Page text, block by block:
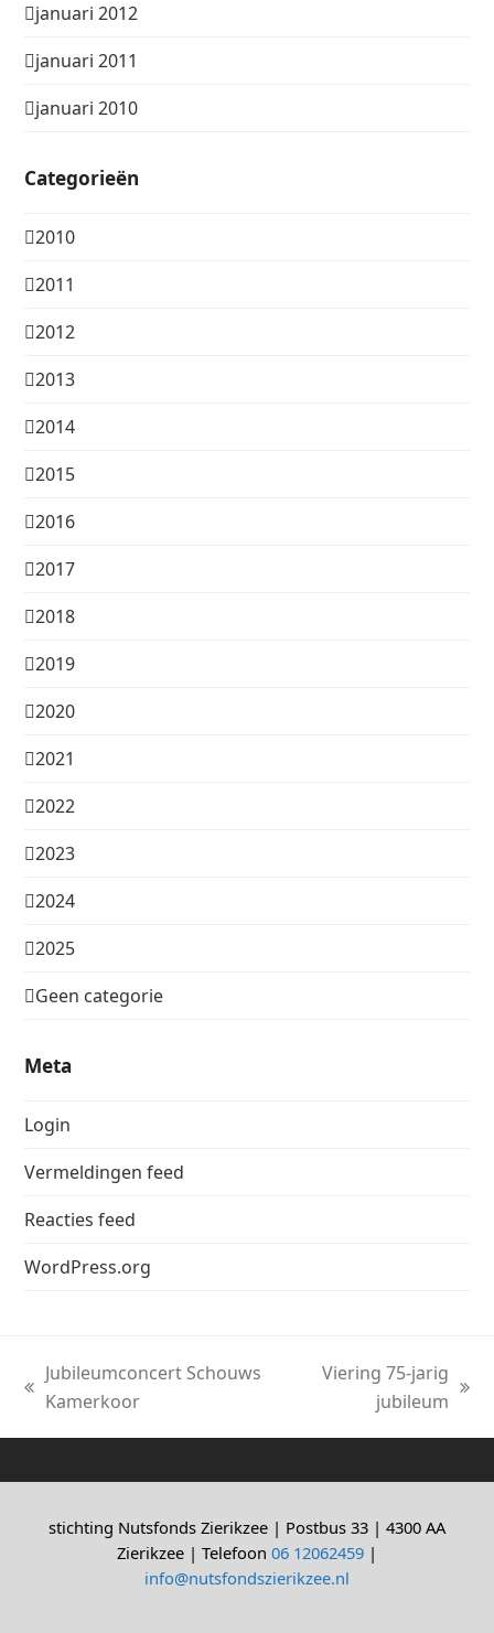
januari 2012
januari 2011
januari 2010
Categorieën
2010
2011
2012
2013
2014
2015
2016
2017
2018
2019
2020
2021
2022
2023
2024
2025
Geen categorie
Meta
Login
Vermeldingen feed
Reacties feed
WordPress.org
previous
Jubileumconcert Schouws
Kamerkoor
Viering 75-jarig
jubileum
stichting Nutsfonds Zierikzee | Postbus 33 | 4300 AA
Zierikzee | Telefoon 06 12062459 |
info@nutsfondszierikzee.nl